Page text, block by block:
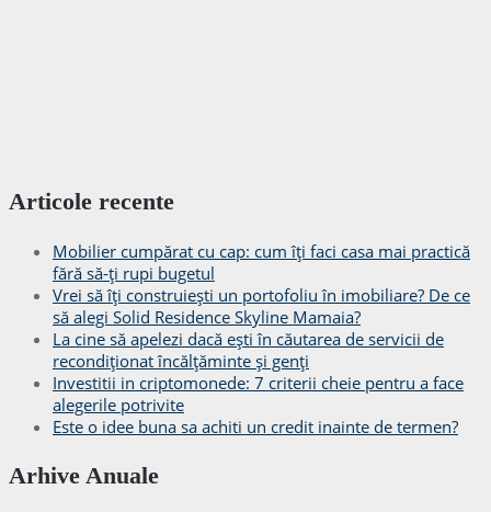
Articole recente
Mobilier cumpărat cu cap: cum îți faci casa mai practică
fără să-ți rupi bugetul
Vrei să îți construiești un portofoliu în imobiliare? De ce
să alegi Solid Residence Skyline Mamaia?
La cine să apelezi dacă ești în căutarea de servicii de
recondiționat încălțăminte și genți
Investitii in criptomonede: 7 criterii cheie pentru a face
alegerile potrivite
Este o idee buna sa achiti un credit inainte de termen?
Arhive Anuale